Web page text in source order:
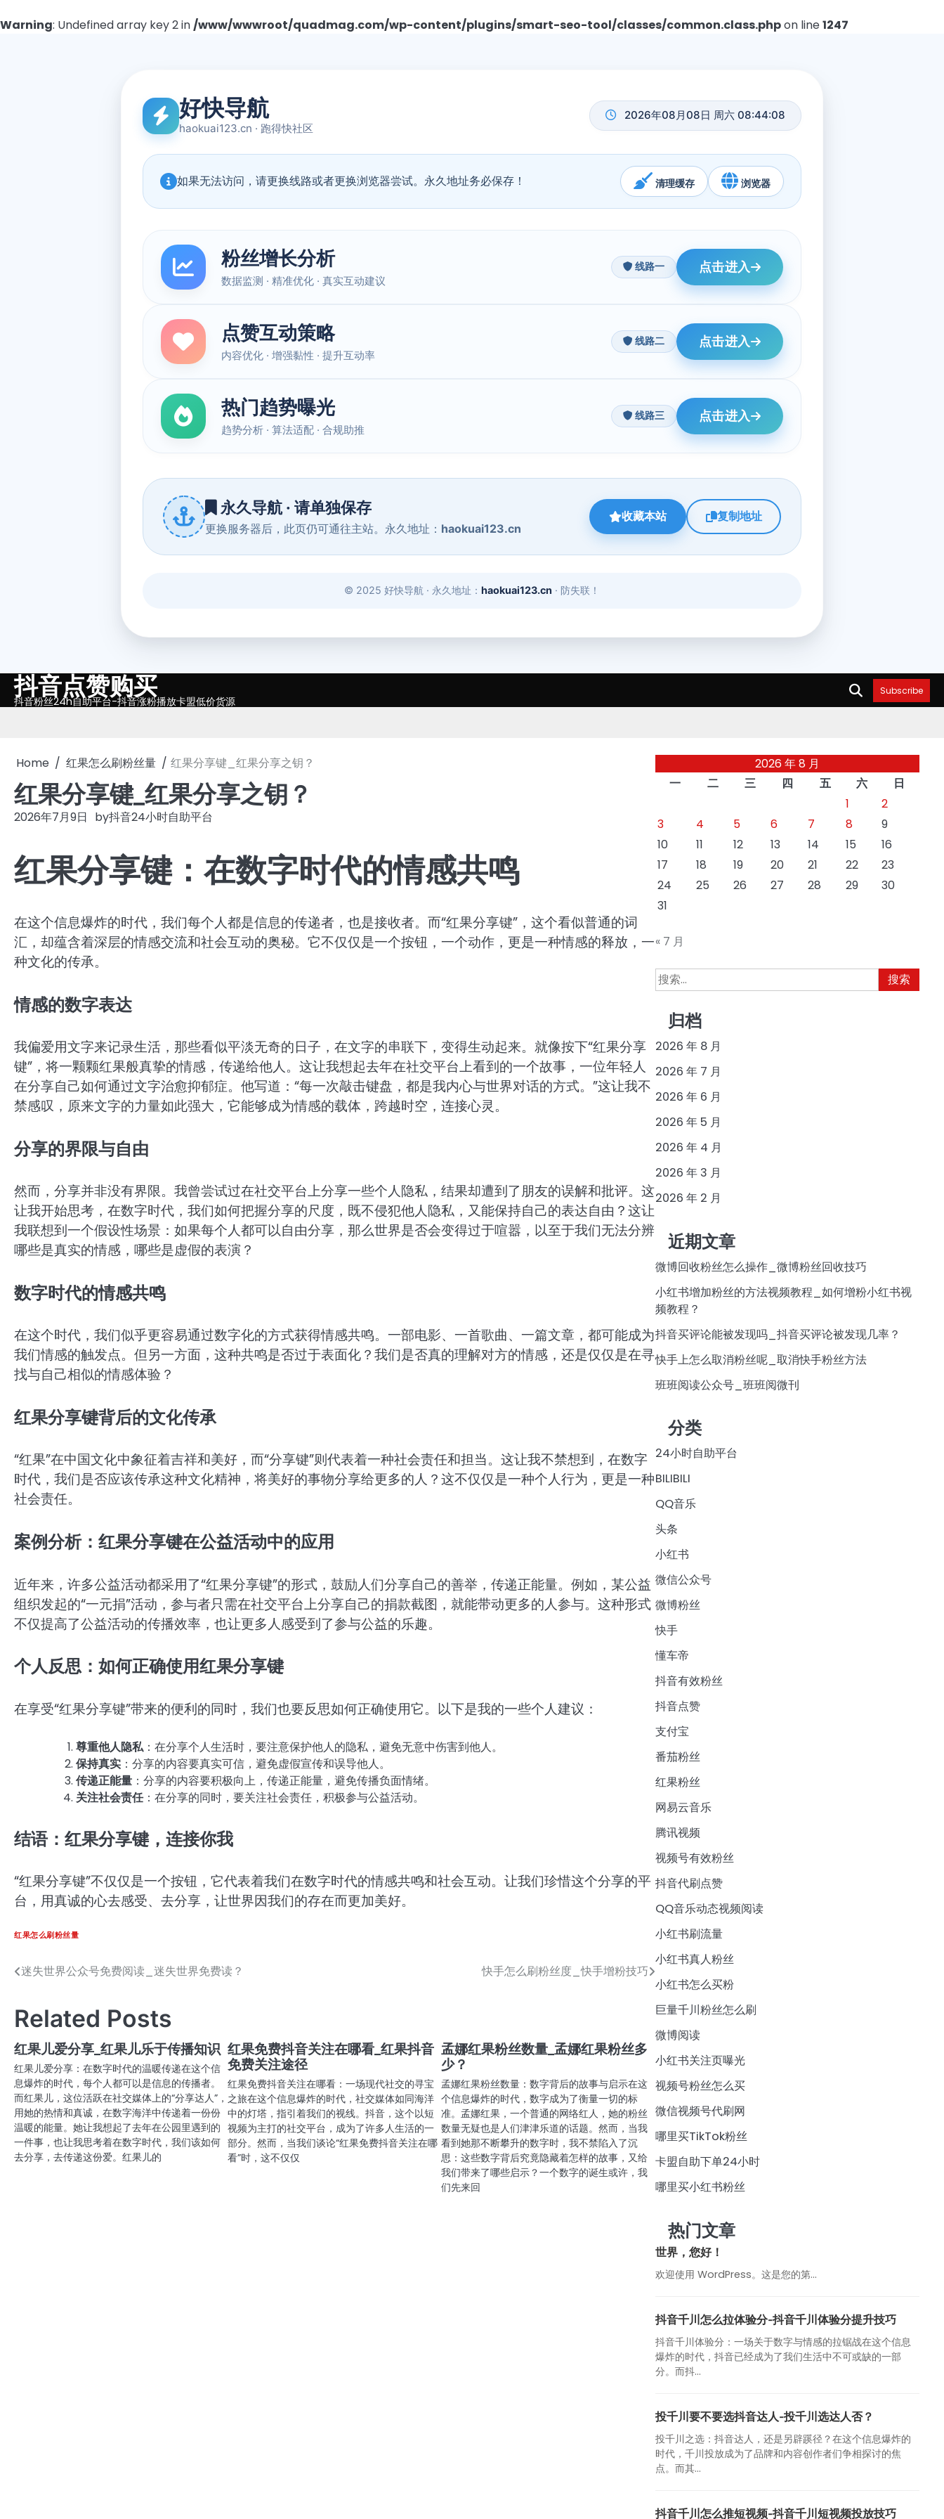
Warning: Undefined array key 2 in/www/wwwroot/quadmag.com/wp-content/plugins/smart-seo-tool/classes/common.class.phpon line1247
Skip抖音点赞购买
抖音粉丝24h自助平台-抖音涨粉播放卡盟低价货源
Subscribe
Home 红果怎么刷粉丝量 红果分享键_红果分享之钥？
红果分享键_红果分享之钥？
2026年7月9日 by抖音24小时自助平台
红果分享键：在数字时代的情感共鸣
在这个信息爆炸的时代，我们每个人都是信息的传递者，也是接收者。而“红果分享键”，这个看似普通的词
汇，却蕴含着深层的情感交流和社会互动的奥秘。它不仅仅是一个按钮，一个动作，更是一种情感的释放，一
种文化的传承。
情感的数字表达
我偏爱用文字来记录生活，那些看似平淡无奇的日子，在文字的串联下，变得生动起来。就像按下“红果分享
键”，将一颗颗红果般真挚的情感，传递给他人。这让我想起去年在社交平台上看到的一个故事，一位年轻人
在分享自己如何通过文字治愈抑郁症。他写道：“每一次敲击键盘，都是我内心与世界对话的方式。”这让我不
禁感叹，原来文字的力量如此强大，它能够成为情感的载体，跨越时空，连接心灵。
分享的界限与自由
然而，分享并非没有界限。我曾尝试过在社交平台上分享一些个人隐私，结果却遭到了朋友的误解和批评。这
让我开始思考，在数字时代，我们如何把握分享的尺度，既不侵犯他人隐私，又能保持自己的表达自由？这让
我联想到一个假设性场景：如果每个人都可以自由分享，那么世界是否会变得过于喧嚣，以至于我们无法分辨
哪些是真实的情感，哪些是虚假的表演？
数字时代的情感共鸣
在这个时代，我们似乎更容易通过数字化的方式获得情感共鸣。一部电影、一首歌曲、一篇文章，都可能成为
我们情感的触发点。但另一方面，这种共鸣是否过于表面化？我们是否真的理解对方的情感，还是仅仅是在寻
找与自己相似的情感体验？
红果分享键背后的文化传承
“红果”在中国文化中象征着吉祥和美好，而“分享键”则代表着一种社会责任和担当。这让我不禁想到，在数字
时代，我们是否应该传承这种文化精神，将美好的事物分享给更多的人？这不仅仅是一种个人行为，更是一种
社会责任。
案例分析：红果分享键在公益活动中的应用
近年来，许多公益活动都采用了“红果分享键”的形式，鼓励人们分享自己的善举，传递正能量。例如，某公益
组织发起的“一元捐”活动，参与者只需在社交平台上分享自己的捐款截图，就能带动更多的人参与。这种形式
不仅提高了公益活动的传播效率，也让更多人感受到了参与公益的乐趣。
个人反思：如何正确使用红果分享键
在享受“红果分享键”带来的便利的同时，我们也要反思如何正确使用它。以下是我的一些个人建议：
尊重他人隐私：在分享个人生活时，要注意保护他人的隐私，避免无意中伤害到他人。
保持真实 ：分享的内容要真实可信，避免虚假宣传和误导他人。
传递正能量 ：分享的内容要积极向上，传递正能量，避免传播负面情绪。
关注社会责任：在分享的同时，要关注社会责任，积极参与公益活动。
结语：红果分享键，连接你我
“红果分享键”不仅仅是一个按钮，它代表着我们在数字时代的情感共鸣和社会互动。让我们珍惜这个分享的平
台，用真诚的心去感受、去分享，让世界因我们的存在而更加美好。
红果怎么刷粉丝量
文
导
航
迷失世界公众号免费阅读_迷失世界免费读？ 快手怎么刷粉丝度_快手增粉技巧
Related Posts
红果儿爱分享_红果儿乐于传播知识
红果儿爱分享：在数字时代的温暖传递在这个信
息爆炸的时代，每个人都可以是信息的传播者。
而红果儿，这位活跃在社交媒体上的“分享达人”，
用她的热情和真诚，在数字海洋中传递着一份份
温暖的能量。她让我想起了去年在公园里遇到的
一件事，也让我思考着在数字时代，我们该如何
去分享，去传递这份爱。红果儿的
红果免费抖音关注在哪看_红果抖音
免费关注途径
红果免费抖音关注在哪看：一场现代社交的寻宝
之旅在这个信息爆炸的时代，社交媒体如同海洋
中的灯塔，指引着我们的视线。抖音，这个以短
视频为主打的社交平台，成为了许多人生活的一
部分。然而，当我们谈论“红果免费抖音关注在哪
看”时，这不仅仅
孟娜红果粉丝数量_孟娜红果粉丝多
少？
孟娜红果粉丝数量：数字背后的故事与启示在这
个信息爆炸的时代，数字成为了衡量一切的标
准。孟娜红果，一个普通的网络红人，她的粉丝
数量无疑也是人们津津乐道的话题。然而，当我
看到她那不断攀升的数字时，我不禁陷入了沉
思：这些数字背后究竟隐藏着怎样的故事，又给
我们带来了哪些启示？一个数字的诞生或许，我
们先来回
2026 年 8 月
一
二 三 四 五 六
日
1
2
3
4 5 6 7 8
9
10
11 12 13 14 15
16
17
18 19 20 21 22
23
24
25 26 27 28 29
30
31
« 7 月
搜
索：
归档
2026 年 8 月
2026 年 7 月
2026 年 6 月
2026 年 5 月
2026 年 4 月
2026 年 3 月
2026 年 2 月
近期文章
微博回收粉丝怎么操作_微博粉丝回收技巧
小红书增加粉丝的方法视频教程_如何增粉小红书视
频教程？
抖音买评论能被发现吗_抖音买评论被发现几率？
快手上怎么取消粉丝呢_取消快手粉丝方法
班班阅读公众号_班班阅微刊
分类
24小时自助平台
BILIBILI
QQ音乐
头条
小红书
微信公众号
微博粉丝
快手
懂车帝
抖音有效粉丝
抖音点赞
支付宝
番茄粉丝
红果粉丝
网易云音乐
腾讯视频
视频号有效粉丝
抖音代刷点赞
QQ音乐动态视频阅读
小红书刷流量
小红书真人粉丝
小红书怎么买粉
巨量千川粉丝怎么刷
微博阅读
小红书关注页曝光
视频号粉丝怎么买
微信视频号代刷网
哪里买TikTok粉丝
卡盟自助下单24小时
哪里买小红书粉丝
热门文章
世界，您好！
欢迎使用 WordPress。这是您的第…
抖音千川怎么拉体验分-抖音千川体验分提升技巧
抖音千川体验分：一场关于数字与情感的拉锯战在这个信息
爆炸的时代，抖音已经成为了我们生活中不可或缺的一部
分。而抖...
投千川要不要选抖音达人-投千川选达人否？
投千川之选：抖音达人，还是另辟蹊径？在这个信息爆炸的
时代，千川投放成为了品牌和内容创作者们争相探讨的焦
点。而其...
抖音千川怎么推短视频-抖音千川短视频投放技巧